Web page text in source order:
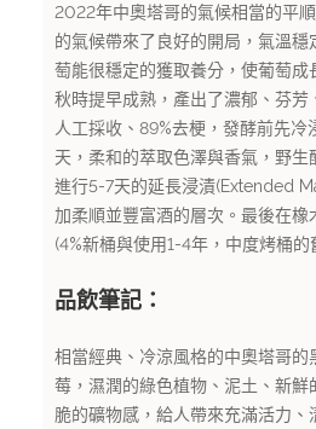
2022年中奧塔哥的氣候相當的平
的氣候帶來了良好的開局，氣溫
萄能很穩定的獲取養分，使葡萄成
秋時提早成熟，產出了濃郁、芬芳
人工採收、89%去梗，發酵前先
天，柔和的萃取色澤與香氣，野
進行5-7天的延長浸漬(Extended
加柔順並豐富酒的層次。最後在
(4%新桶與使用1-4年，中度烤桶的
品飲筆記：
相當經典、冷涼風格的中奧塔哥的
莓，濕潤的綠色植物、泥土、新鮮
脆的礦物感，給人帶來充滿活力、